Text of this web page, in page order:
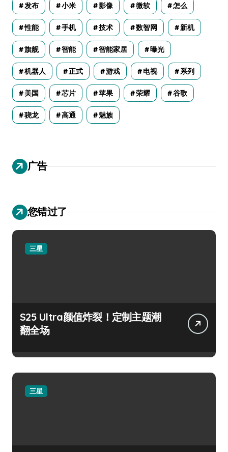
发布 小米 影像 微软 怎么
性能 手机 技术 数智网 新机
旗舰 智能 智能家居 曝光
机器人 正式 游戏 电视 系列
美国 芯片 苹果 荣耀 谷歌
骁龙 高通 魅族
广告
您错过了
三星
S25 Ultra颜值炸裂！定制主题潮
翻全场
三星